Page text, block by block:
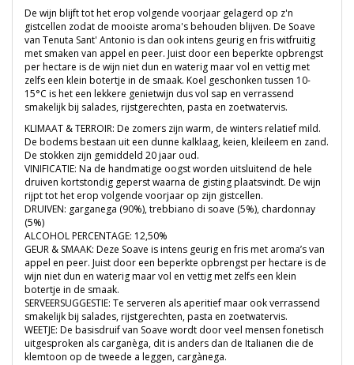
De wijn blijft tot het erop volgende voorjaar gelagerd op z'n
gistcellen zodat de mooiste aroma's behouden blijven. De Soave
van Tenuta Sant' Antonio is dan ook intens geurig en fris witfruitig
met smaken van appel en peer. Juist door een beperkte opbrengst
per hectare is de wijn niet dun en waterig maar vol en vettig met
zelfs een klein botertje in de smaak. Koel geschonken tussen 10-
15°C is het een lekkere genietwijn dus vol sap en verrassend
smakelijk bij salades, rijstgerechten, pasta en zoetwatervis.
KLIMAAT & TERROIR: De zomers zijn warm, de winters relatief mild.
De bodems bestaan uit een dunne kalklaag, keien, kleileem en zand.
De stokken zijn gemiddeld 20 jaar oud.
VINIFICATIE: Na de handmatige oogst worden uitsluitend de hele
druiven kortstondig geperst waarna de gisting plaatsvindt. De wijn
rijpt tot het erop volgende voorjaar op zijn gistcellen.
DRUIVEN: garganega (90%), trebbiano di soave (5%), chardonnay
(5%)
ALCOHOL PERCENTAGE: 12,50%
GEUR & SMAAK: Deze Soave is intens geurig en fris met aroma’s van
appel en peer. Juist door een beperkte opbrengst per hectare is de
wijn niet dun en waterig maar vol en vettig met zelfs een klein
botertje in de smaak.
SERVEERSUGGESTIE: Te serveren als aperitief maar ook verrassend
smakelijk bij salades, rijstgerechten, pasta en zoetwatervis.
WEETJE: De basisdruif van Soave wordt door veel mensen fonetisch
uitgesproken als carganèga, dit is anders dan de Italianen die de
klemtoon op de tweede a leggen, cargànega.